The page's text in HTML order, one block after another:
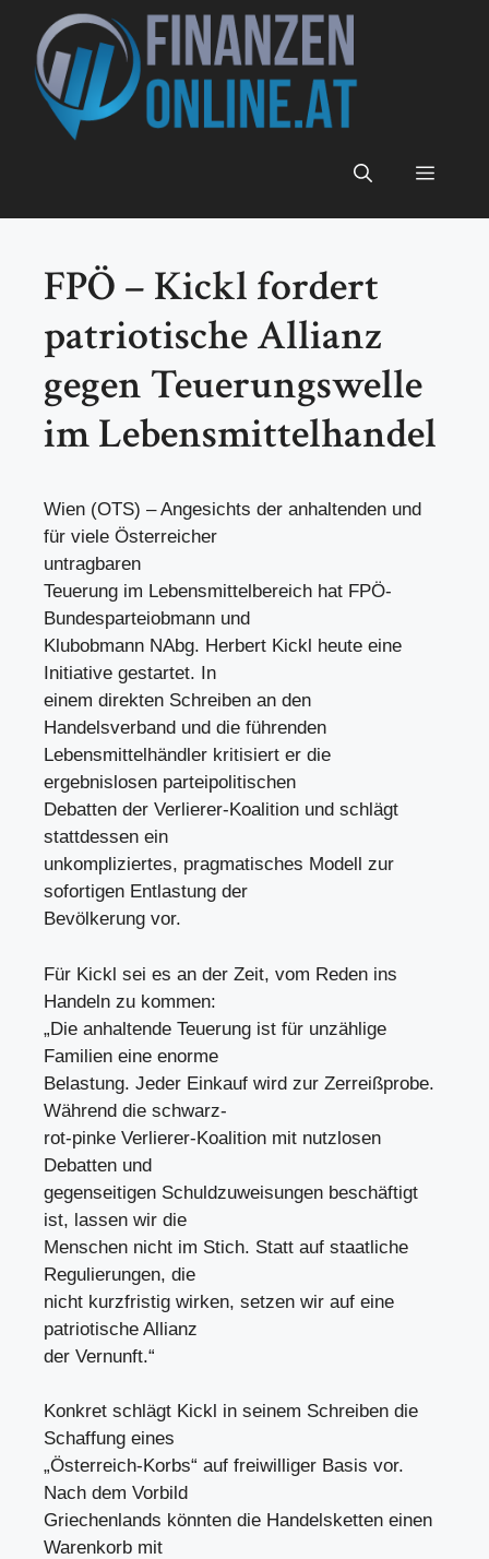
Inhalt
springen
Menü
FPÖ – Kickl fordert
patriotische Allianz
gegen Teuerungswelle
im Lebensmittelhandel
Wien (OTS) – Angesichts der anhaltenden und
für viele Österreicher
untragbaren
Teuerung im Lebensmittelbereich hat FPÖ-
Bundesparteiobmann und
Klubobmann NAbg. Herbert Kickl heute eine
Initiative gestartet. In
einem direkten Schreiben an den
Handelsverband und die führenden
Lebensmittelhändler kritisiert er die
ergebnislosen parteipolitischen
Debatten der Verlierer-Koalition und schlägt
stattdessen ein
unkompliziertes, pragmatisches Modell zur
sofortigen Entlastung der
Bevölkerung vor.
Für Kickl sei es an der Zeit, vom Reden ins
Handeln zu kommen:
„Die anhaltende Teuerung ist für unzählige
Familien eine enorme
Belastung. Jeder Einkauf wird zur Zerreißprobe.
Während die schwarz-
rot-pinke Verlierer-Koalition mit nutzlosen
Debatten und
gegenseitigen Schuldzuweisungen beschäftigt
ist, lassen wir die
Menschen nicht im Stich. Statt auf staatliche
Regulierungen, die
nicht kurzfristig wirken, setzen wir auf eine
patriotische Allianz
der Vernunft.“
Konkret schlägt Kickl in seinem Schreiben die
Schaffung eines
„Österreich-Korbs“ auf freiwilliger Basis vor.
Nach dem Vorbild
Griechenlands könnten die Handelsketten einen
Warenkorb mit